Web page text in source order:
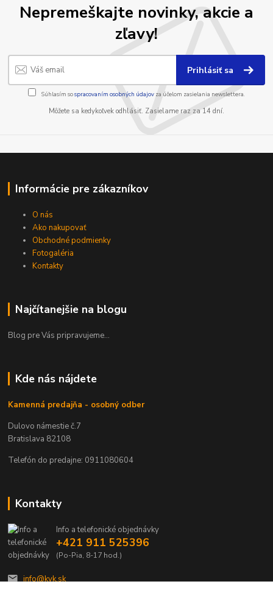
Nepremeškajte novinky, akcie a
zľavy!
Prihlásiť sa
Súhlasím sospracovaním osobných údajov za účelom zasielania newslettera.
Môžete sa kedykoľvek odhlásiť. Zasielame raz za 14 dní.
Informácie pre zákazníkov
O nás
Ako nakupovať
Obchodné podmienky
Fotogaléria
Kontakty
Najčítanejšie na blogu
Blog pre Vás pripravujeme...
Kde nás nájdete
Kamenná predajňa - osobný odber
Dulovo námestie č.7
Bratislava 82108
Telefón do predajne: 0911080604
Kontakty
Info a telefonické objednávky
+421 911 525396
(Po-Pia, 8-17 hod.)
info@kvk.sk